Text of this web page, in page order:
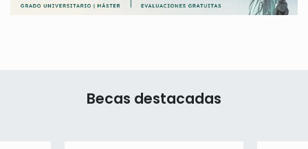
Becas destacadas